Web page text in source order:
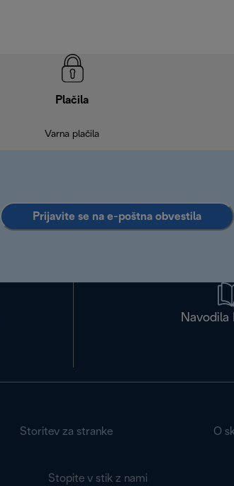
Plačila
Varna plačila
Prijavite se na e-poštna obvestila
Navodila
Storitev za stranke
Stopite v stik z nami
O